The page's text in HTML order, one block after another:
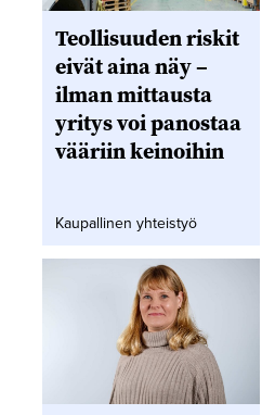
Teollisuuden riskit
eivät aina näy –
ilman mittausta
yritys voi panostaa
vääriin keinoihin
Kaupallinen yhteistyö